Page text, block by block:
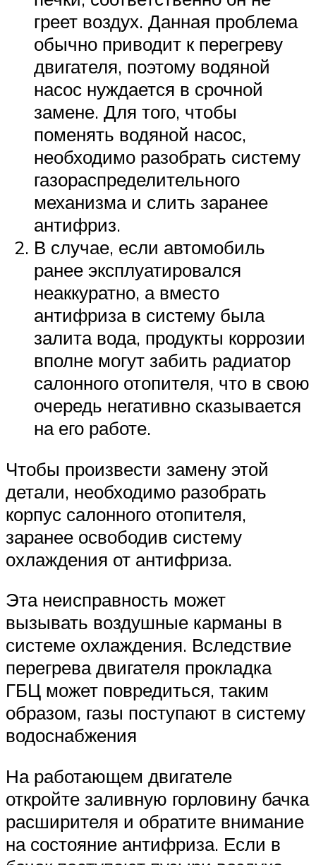
греет воздух. Данная проблема
обычно приводит к перегреву
двигателя, поэтому водяной
насос нуждается в срочной
замене. Для того, чтобы
поменять водяной насос,
необходимо разобрать систему
газораспределительного
механизма и слить заранее
антифриз.
В случае, если автомобиль
ранее эксплуатировался
неаккуратно, а вместо
антифриза в систему была
залита вода, продукты коррозии
вполне могут забить радиатор
салонного отопителя, что в свою
очередь негативно сказывается
на его работе.
Чтобы произвести замену этой
детали, необходимо разобрать
корпус салонного отопителя,
заранее освободив систему
охлаждения от антифриза.
Эта неисправность может
вызывать воздушные карманы в
системе охлаждения. Вследствие
перегрева двигателя прокладка
ГБЦ может повредиться, таким
образом, газы поступают в систему
водоснабжения
На работающем двигателе
откройте заливную горловину бачка
расширителя и обратите внимание
на состояние антифриза. Если в